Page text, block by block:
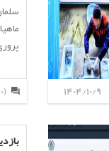
1404/10/9